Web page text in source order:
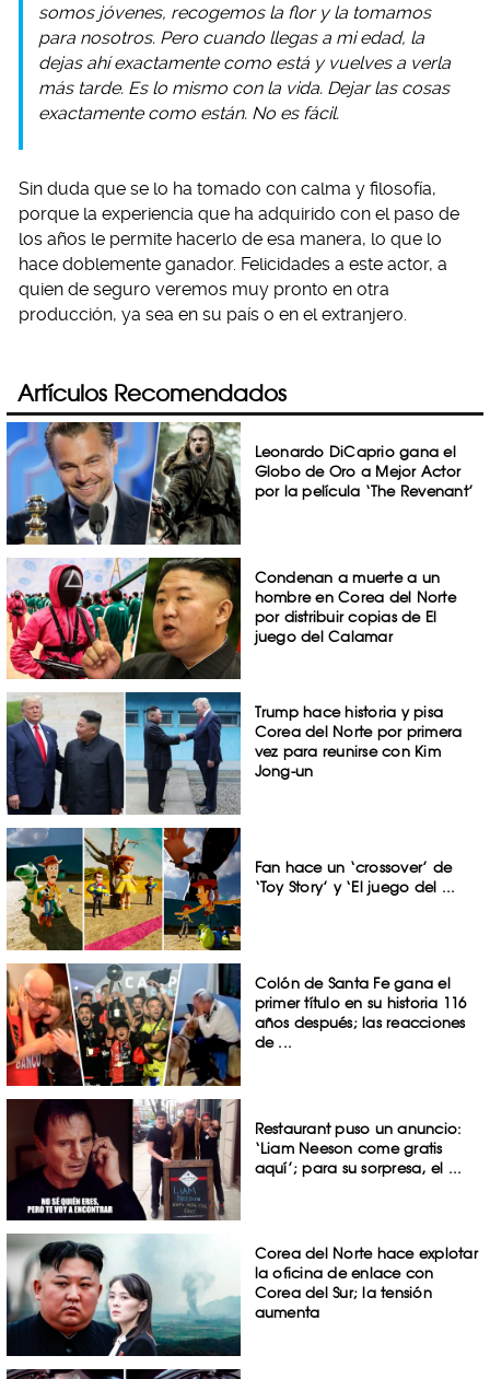
somos jóvenes, recogemos la flor y la tomamos
para nosotros. Pero cuando llegas a mi edad, la
dejas ahí exactamente como está y vuelves a verla
más tarde. Es lo mismo con la vida. Dejar las cosas
exactamente como están. No es fácil.
Sin duda que se lo ha tomado con calma y filosofía,
porque la experiencia que ha adquirido con el paso de
los años le permite hacerlo de esa manera, lo que lo
hace doblemente ganador. Felicidades a este actor, a
quien de seguro veremos muy pronto en otra
producción, ya sea en su país o en el extranjero.
Artículos Recomendados
Leonardo DiCaprio gana el
Globo de Oro a Mejor Actor
por la película ‘The Revenant’
Condenan a muerte a un
hombre en Corea del Norte
por distribuir copias de El
juego del Calamar
Trump hace historia y pisa
Corea del Norte por primera
vez para reunirse con Kim
Jong-un
Fan hace un ‘crossover’ de
‘Toy Story’ y ‘El juego del ...
Colón de Santa Fe gana el
primer título en su historia 116
años después; las reacciones
de ...
Restaurant puso un anuncio:
‘Liam Neeson come gratis
aquí’; para su sorpresa, el ...
Corea del Norte hace explotar
la oficina de enlace con
Corea del Sur; la tensión
aumenta